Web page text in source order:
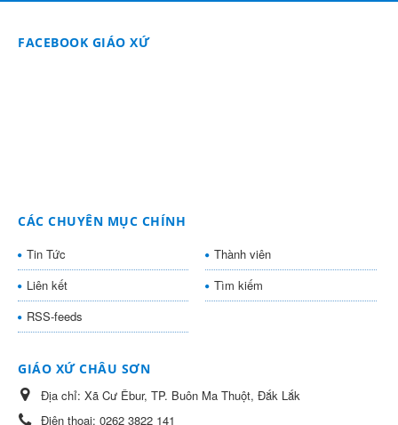
FACEBOOK GIÁO XỨ
CÁC CHUYÊN MỤC CHÍNH
Tin Tức
Thành viên
Liên kết
Tìm kiếm
RSS-feeds
GIÁO XỨ CHÂU SƠN
Địa chỉ: Xã Cư Êbur, TP. Buôn Ma Thuột, Đắk Lắk
Điện thoại: 0262 3822 141